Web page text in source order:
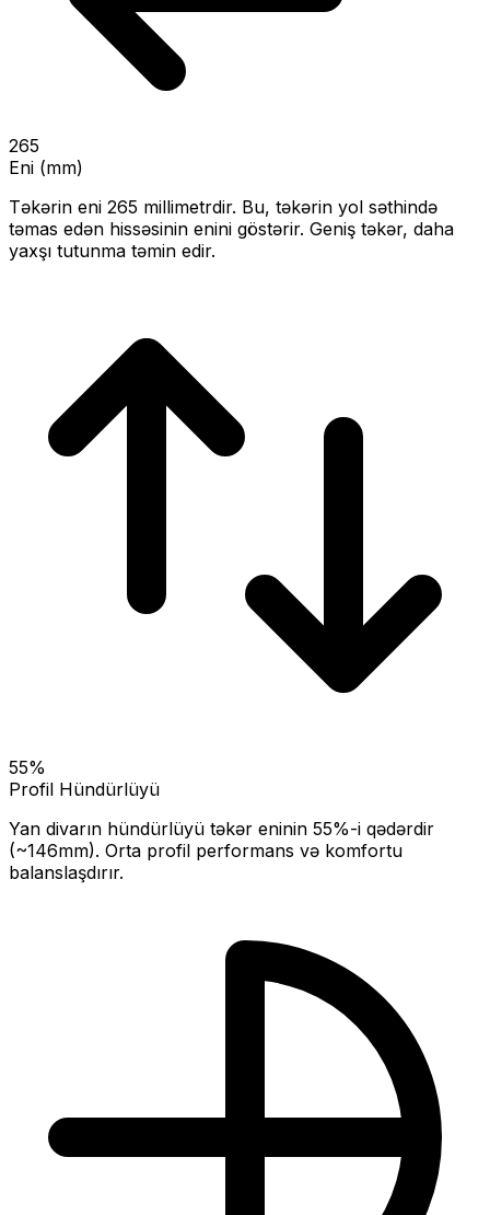
265
Eni (mm)
Təkərin eni 265 millimetrdir. Bu, təkərin yol səthində
təmas edən hissəsinin enini göstərir. Geniş təkər, daha
yaxşı tutunma təmin edir.
55%
Profil Hündürlüyü
Yan divarın hündürlüyü təkər eninin 55%-i qədərdir
(~146mm). Orta profil performans və komfortu
balanslaşdırır.